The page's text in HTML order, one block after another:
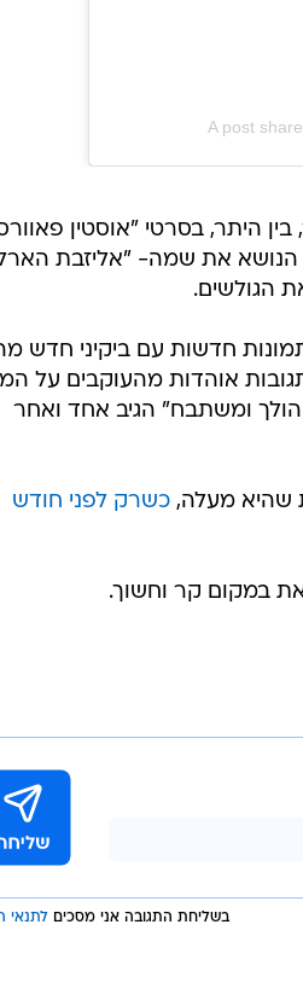
A post
היתר, בסרטי "אוסטין
הנושא את שמה- "אליזבת
הגולשים.
שלה תמונות חדשות עם ביקיני חדש
אוהדות מהעוקבים על
ומשתבח" הגיב אחד ואחר
שהיא מעלה, כשרק לפני חודש
במקום קר וחשוך.
בשליחת התגובה אני מסכים לתנאי